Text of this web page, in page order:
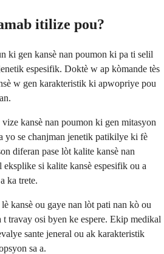
itilize pou?
ki gen kansè nan poumon ki pa ti selil
espesifik. Doktè w ap kòmande tès
w gen karakteristik ki apwopriye pou
kansè nan poumon ki gen mitasyon
yo se chanjman jenetik patikilye ki fè
diferan pase lòt kalite kansè nan
si kalite kansè espesifik ou a
ka trete.
kansè ou gaye nan lòt pati nan kò ou
travay osi byen ke espere. Ekip medikal
sante jeneral ou ak karakteristik
sa a.